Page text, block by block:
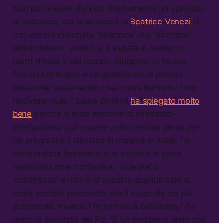
Non può essere definito strettamente un episodio
di sessismo, ma la richiesta di Beatrice Venezi di
non essere chiamata “direttrice” ma “direttore”
dell’orchestra. Venezi si è esibita in numerosi
teatri d’Italia e del mondo, dirigendo la Nuova
Scarlatti di Napoli e ha giustificato la propria
posizione sostenendo che i nomi femminili “non
risolvono nulla.” Laura Boldrini ha spiegato molto
bene perché questo episodio di sessismo
interiorizzato può essere un’occasione persa per
far progredire il dibattito in materia in Italia: “la
declinazione femminile la si accetta in certe
mansioni come ‘contadina,’ ‘operaia’ o
‘commessa’ e non la si accetta quando sale la
scala sociale, pensando che il maschile sia più
autorevole. Invece il femminile è bellissimo,” ha
detto la deputata del Pd. “È un problema serio che